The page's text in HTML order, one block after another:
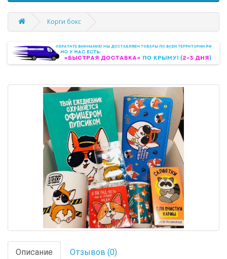
Корги бокс
Описание Отзывов (0)